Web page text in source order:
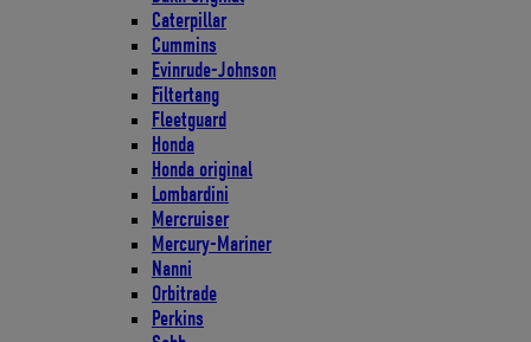
Caterpillar
Cummins
Evinrude-Johnson
Filtertang
Fleetguard
Honda
Honda original
Lombardini
Mercruiser
Mercury-Mariner
Nanni
Orbitrade
Perkins